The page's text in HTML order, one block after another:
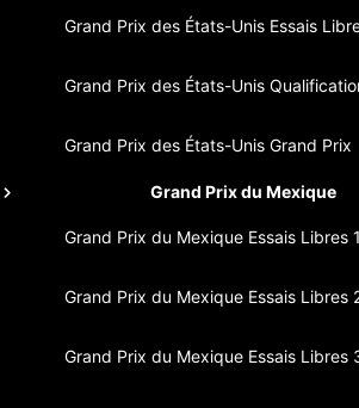
Grand Prix des États-Unis Essais
Grand Prix des États-Unis
Grand Prix des États-Unis Grand Prix
Grand Prix du Mexique
Grand Prix du Mexique Essais Libres 1
Grand Prix du Mexique Essais Libres
Grand Prix du Mexique Essais Libres